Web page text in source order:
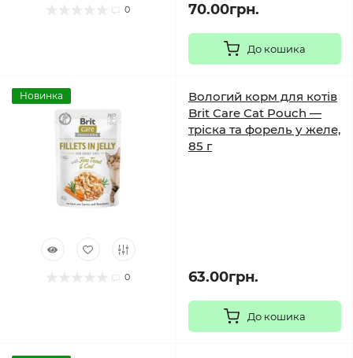
0 70.00грн.
До кошика
Новинка
0
Вологий корм для котів
Brit Care Cat Pouch —
тріска та форель у желе,
85 г
63.00грн.
До кошика